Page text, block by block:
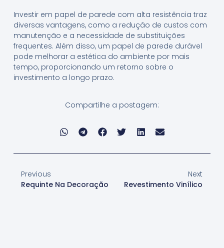
Investir em papel de parede com alta resistência traz
diversas vantagens, como a redução de custos com
manutenção e a necessidade de substituições
frequentes. Além disso, um papel de parede durável
pode melhorar a estética do ambiente por mais
tempo, proporcionando um retorno sobre o
investimento a longo prazo.
Compartilhe a postagem:
Previous
Requinte Na Decoração
Next
Revestimento Vinílico